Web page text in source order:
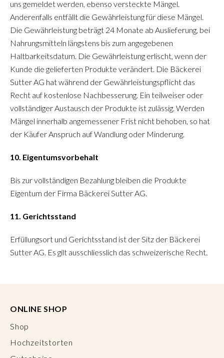
uns gemeldet werden, ebenso versteckte Mängel.
Anderenfalls entfällt die Gewährleistung für diese Mängel.
Die Gewährleistung beträgt 24 Monate ab Auslieferung, bei
Nahrungsmitteln längstens bis zum angegebenen
Haltbarkeitsdatum. Die Gewährleistung erlischt, wenn der
Kunde die gelieferten Produkte verändert. Die Bäckerei
Sutter AG hat während der Gewährleistungspflicht das
Recht auf kostenlose Nachbesserung. Ein teilweiser oder
vollständiger Austausch der Produkte ist zulässig. Werden
Mängel innerhalb angemessener Frist nicht behoben, so hat
der Käufer Anspruch auf Wandlung oder Minderung.
10. Eigentumsvorbehalt
Bis zur vollständigen Bezahlung bleiben die Produkte
Eigentum der Firma Bäckerei Sutter AG.
11. Gerichtsstand
Erfüllungsort und Gerichtsstand ist der Sitz der Bäckerei
Sutter AG. Es gilt ausschliesslich das schweizerische Recht.
ONLINE SHOP
Shop
Hochzeitstorten